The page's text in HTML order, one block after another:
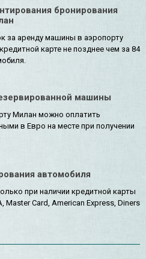
бронирования
за аренду машины в аэропорту
карте не позднее чем за 84
машины
Милан можно оплатить
в Евро на месте при получении
автомобиля
при наличии кредитной карты
Master Card, American Express, Diners